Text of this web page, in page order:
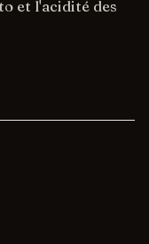
et l'acidité des